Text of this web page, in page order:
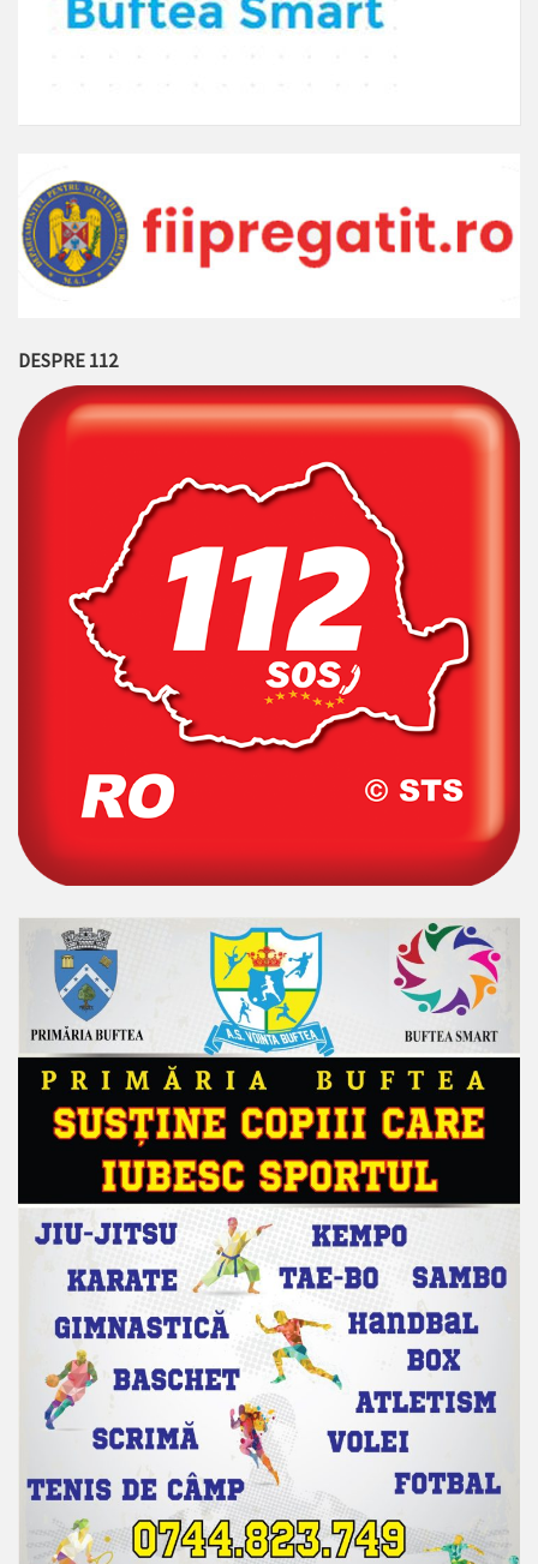
DESPRE 112